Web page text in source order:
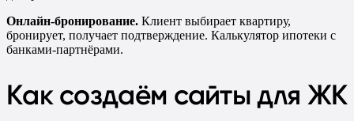
Онлайн-бронирование. Клиент выбирает квартиру,
бронирует, получает подтверждение. Калькулятор ипотеки с
банками-партнёрами.
Как создаём сайты для ЖК